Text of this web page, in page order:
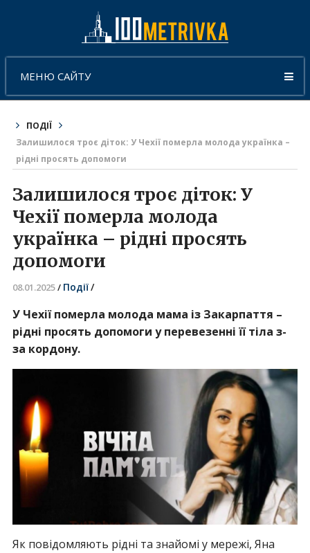
МЕНЮ САЙТУ
ПОДІЇ
Залишилося троє діток: У Чехії померла молода українка –
рідні просять допомоги
Залишилося троє діток: У
Чехії померла молода
українка – рідні просять
допомоги
08.01.2025/ Події/
У Чехії померла молода мама із Закарпаття –
рідні просять допомоги у перевезенні її тіла з-
за кордону.
Як повідомляють рідні та знайомі у мережі, Яна